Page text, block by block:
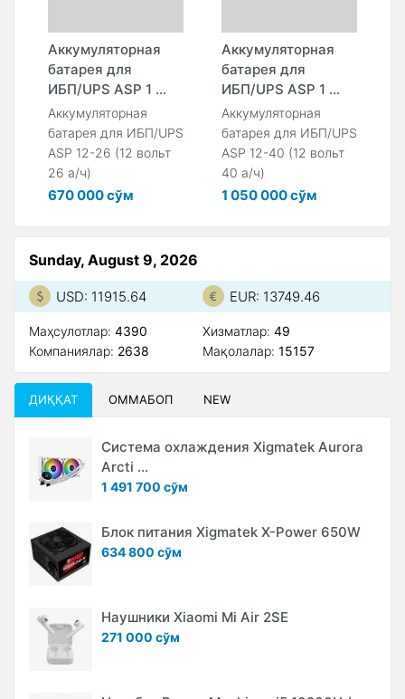
Аккумуляторная
батарея для
ИБП/UPS ASP 1 ...
Аккумуляторная
батарея для ИБП/UPS
ASP 12-26 (12 вольт
26 а/ч)
670 000 сўм
Аккумуляторная
батарея для
ИБП/UPS ASP 1 ...
Аккумуляторная
батарея для ИБП/UPS
ASP 12-40 (12 вольт
40 а/ч)
1 050 000 сўм
Sunday, August 9, 2026
USD: 11915.64 EUR: 13749.46
Маҳсулотлар: 4390
Компаниялар: 2638
Xизматлар: 49
Мақолалар: 15157
ДИҚҚАТ ОММАБОП NEW
Система охлаждения Xigmatek Aurora
Arcti ...
1 491 700 сўм
Блок питания Xigmatek X-Power 650W
634 800 сўм
Наушники Xiaomi Mi Air 2SE
271 000 сўм